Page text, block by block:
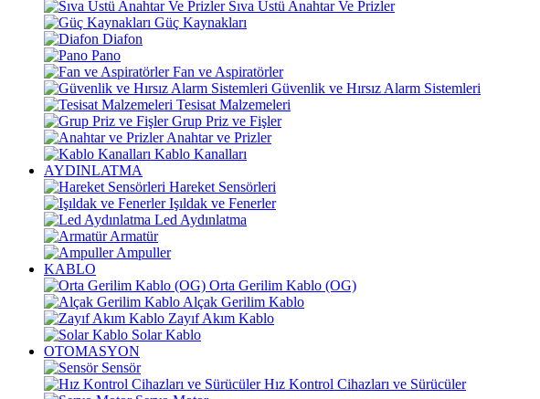
Sıva Üstü Anahtar Ve Prizler
Güç Kaynakları
Diafon
Pano
Fan ve Aspiratörler
Güvenlik ve Hırsız Alarm Sistemleri
Tesisat Malzemeleri
Grup Priz ve Fişler
Anahtar ve Prizler
Kablo Kanalları
AYDINLATMA
Hareket Sensörleri
Işıldak ve Fenerler
Led Aydınlatma
Armatür
Ampuller
KABLO
Orta Gerilim Kablo (OG)
Alçak Gerilim Kablo
Zayıf Akım Kablo
Solar Kablo
OTOMASYON
Sensör
Hız Kontrol Cihazları ve Sürücüler